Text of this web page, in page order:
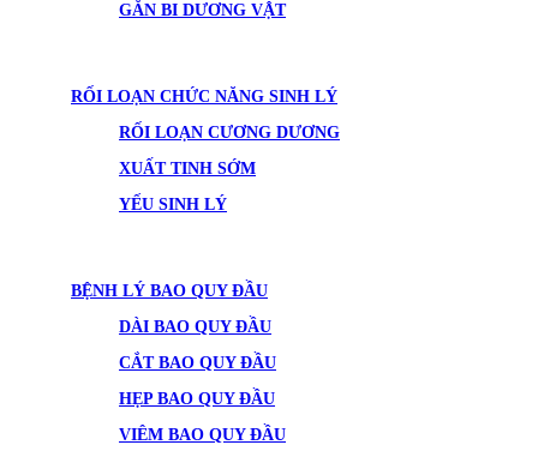
GẮN BI DƯƠNG VẬT
RỐI LOẠN CHỨC NĂNG SINH LÝ
RỐI LOẠN CƯƠNG DƯƠNG
XUẤT TINH SỚM
YẾU SINH LÝ
BỆNH LÝ BAO QUY ĐẦU
DÀI BAO QUY ĐẦU
CẮT BAO QUY ĐẦU
HẸP BAO QUY ĐẦU
VIÊM BAO QUY ĐẦU